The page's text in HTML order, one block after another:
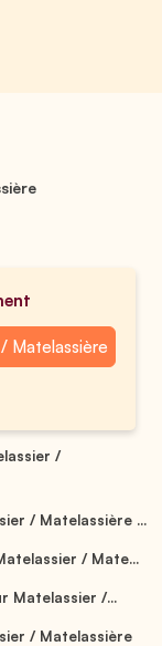
Matelassière
/
/ Matelassière ...
/ Mate...
Matelassier /...
/ Matelassière